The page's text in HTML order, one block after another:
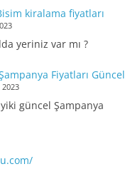
kiralama fiyatları
yeriniz var mı ?
Fiyatları Güncel
güncel Şampanya